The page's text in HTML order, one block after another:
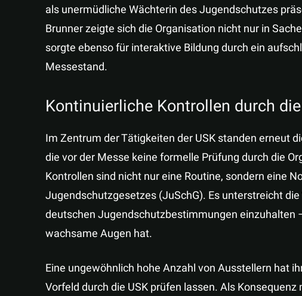
als unermüdliche Wächterin des Jugendschutzes
Brunner zeigte sich die Organisation nicht nur in
sorgte ebenso für interaktive Bildung durch ein
Messestand.
Kontinuierliche Kontrollen durch
Im Zentrum der Tätigkeiten der USK standen erneut
die vor der Messe keine formelle Prüfung durch die
Kontrollen sind nicht nur eine Routine, sondern eine
Jugendschutzgesetzes (JuSchG). Es unterstreicht
deutschen Jugendschutzbestimmungen einzuhalten
wachsame Augen hat.
Eine ungewöhnlich hohe Anzahl von Ausstellern hat
Vorfeld durch die USK prüfen lassen. Als